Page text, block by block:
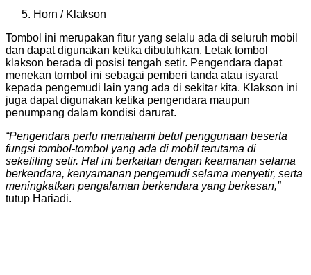
Horn / Klakson
Tombol ini merupakan fitur yang selalu ada di seluruh mobil
dan dapat digunakan ketika dibutuhkan. Letak tombol
klakson berada di posisi tengah setir. Pengendara dapat
menekan tombol ini sebagai pemberi tanda atau isyarat
kepada pengemudi lain yang ada di sekitar kita. Klakson ini
juga dapat digunakan ketika pengendara maupun
penumpang dalam kondisi darurat.
“Pengendara perlu memahami betul penggunaan beserta
fungsi tombol-tombol yang ada di mobil terutama di
sekeliling setir. Hal ini berkaitan dengan keamanan selama
berkendara, kenyamanan pengemudi selama menyetir, serta
meningkatkan pengalaman berkendara yang berkesan,”
tutup Hariadi.